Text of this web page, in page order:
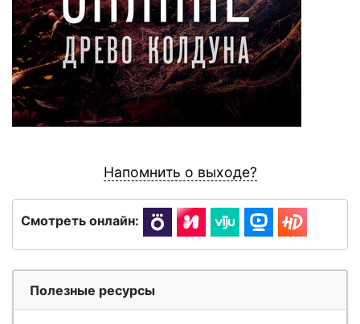
Напомнить о выходе?
Смотреть онлайн:
Полезные ресурсы